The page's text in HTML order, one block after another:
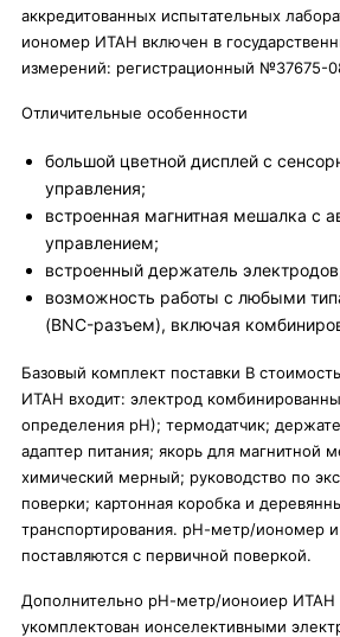
аккредитованных испытательных
иономер ИТАН включен в
измерений: регистрационный №37675-
Отличительные особенности
большой цветной дисплей с
управления;
встроенная магнитная мешалка с
управлением;
встроенный держатель
возможность работы с любыми
(BNC-разъем), включая
Базовый комплект поставки В
ИТАН входит: электрод
определения рН); термодатчик;
адаптер питания; якорь для магнитной
химический мерный; руководство по
поверки; картонная коробка и
транспортирования. рН-метр/иономер и
поставляются с первичной поверкой.
Дополнительно рН-метр/ионоиер
укомплектован ионселективными